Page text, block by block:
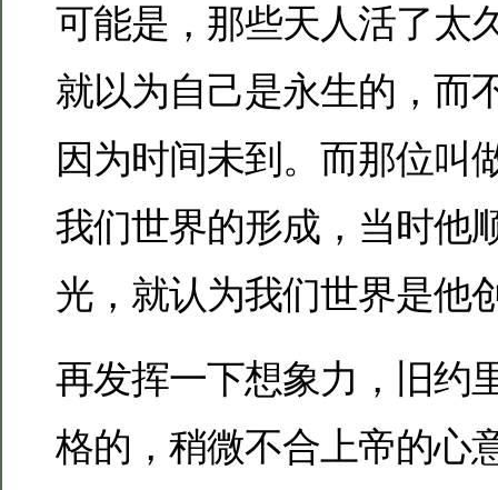
可能是，那些天人活了太
就以为自己是永生的，而
因为时间未到。而那位叫
我们世界的形成，当时他
光，就认为我们世界是他
再发挥一下想象力，旧约
格的，稍微不合上帝的心